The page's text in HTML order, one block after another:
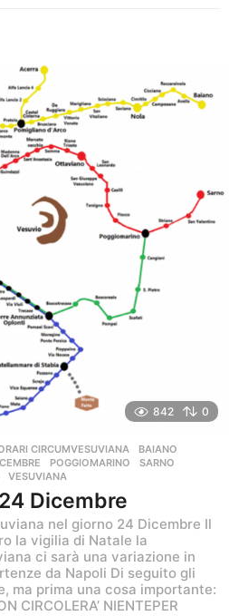
842 0
CIRCUMVESUVIANA BAIANO
,POGGIOMARINO ,SARNO
,VESUVIANA
Dicembre
nel giorno 24 Dicembre Il
la vigilia di Natale la
ci sarà una variazione in
da Napoli Di seguito gli
ma prima una cosa importante:
CIRCOLERA’ NIENTEPER